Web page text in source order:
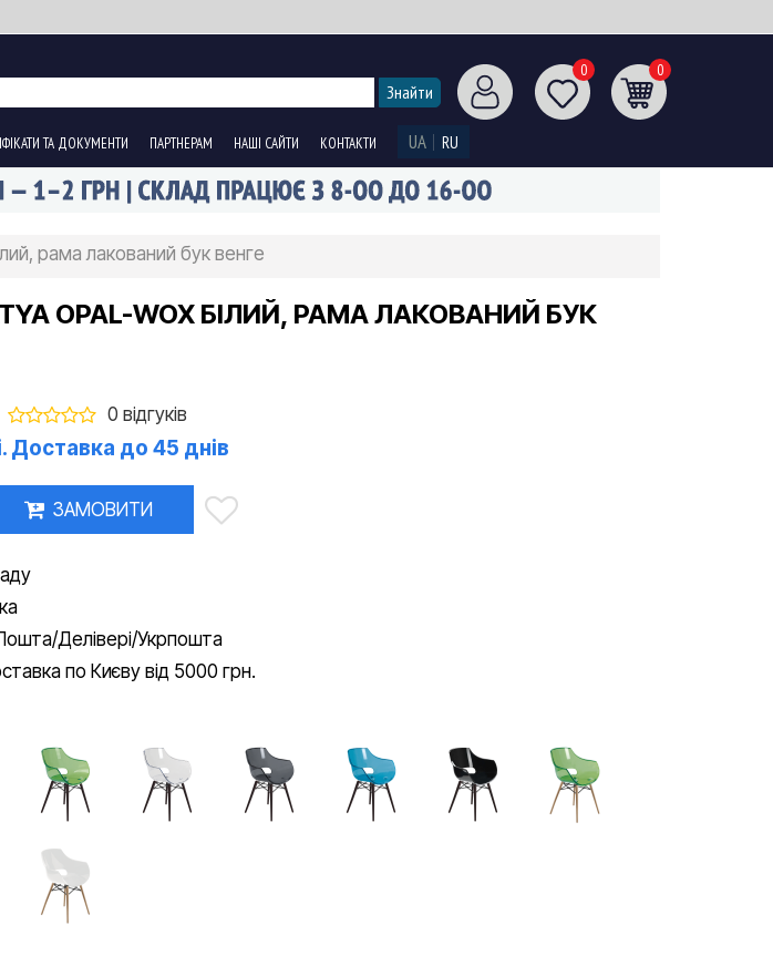
0 0
ТА ДОКУМЕНТИ ПАРТНЕРАМ НАШІ САЙТИ КОНТАКТИ UA RU
рама лакований бук венге
OPAL-WOX БІЛИЙ, РАМА ЛАКОВАНИЙ БУК
0 відгуків
Доставка до 45 днів
ЗАМОВИТИ
Делівері/Укрпошта
по Києву від 5000 грн.